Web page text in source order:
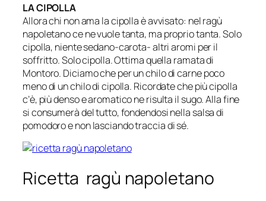
LA CIPOLLA
Allora chi non ama la cipolla è avvisato: nel ragù
napoletano ce ne vuole tanta, ma proprio tanta. Solo
cipolla, niente sedano-carota- altri aromi per il
soffritto. Solo cipolla. Ottima quella ramata di
Montoro. Diciamo che per un chilo di carne poco
meno di un chilo di cipolla. Ricordate che più cipolla
c’è, più denso e aromatico ne risulta il sugo. Alla fine
si consumerà del tutto, fondendosi nella salsa di
pomodoro e non lasciando traccia di sé.
Ricetta ragù napoletano